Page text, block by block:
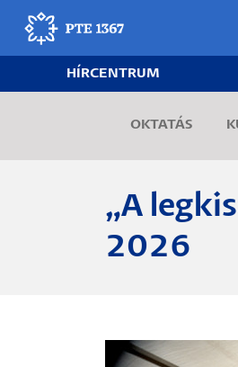
Ugrás
tartalomra
Gyógyítás
Adminisztráció
HÍRCENTRUM
OKTATÁS
„A
2026